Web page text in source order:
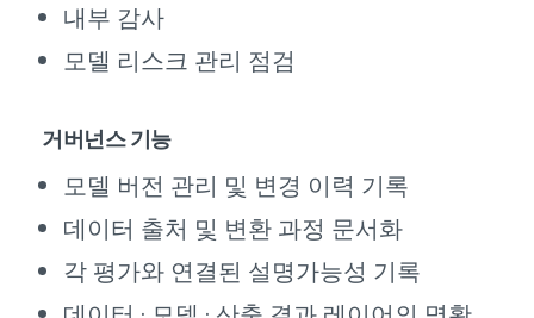
내부 감사
모델 리스크 관리 점검
거버넌스 기능
모델 버전 관리 및 변경 이력 기록
데이터 출처 및 변환 과정 문서화
각 평가와 연결된 설명가능성 기록